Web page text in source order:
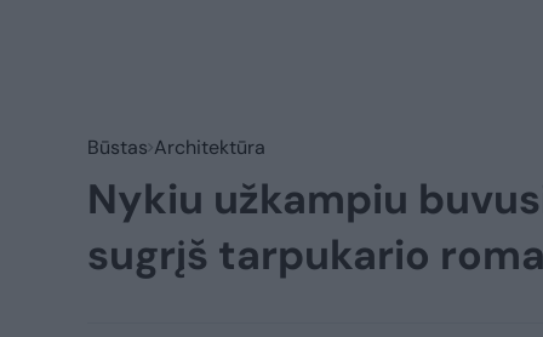
Būstas Architektūra
Nykiu užkampiu
sugrįš tarpukario